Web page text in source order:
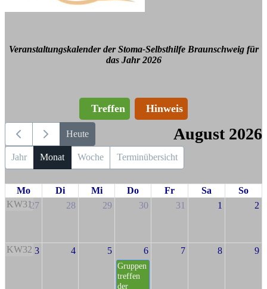
Veranstaltungskalender der Stoma-Selbsthilfe Braunschweig für
das Jahr 2026
Treffen Hinweis
Heute August 2026
Jahr Monat Woche Terminübersicht
Mo Di Mi Do Fr Sa
So
KW3127 28 29 30 31 1 2
KW32 3 4 5 6
Gruppen
treffen
der
7 8 9